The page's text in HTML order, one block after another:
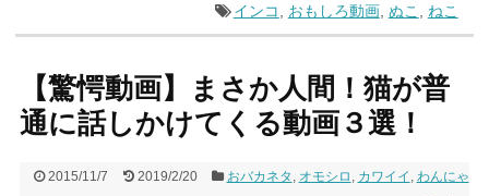
インコ おもしろ動画, ぬこ ねこ
【驚愕動画】まさか人間！猫が普
通に話しかけてくる動画３選！
2015/11/7 2019/2/20 おバカネタ オモシロ カワイイ
わんにゃ